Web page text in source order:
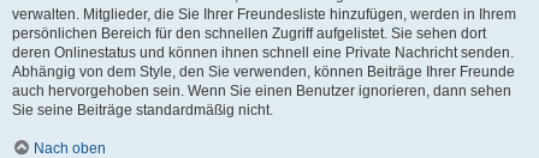
verwalten. Mitglieder, die Sie Ihrer Freundesliste hinzufügen, werden in Ihrem
persönlichen Bereich für den schnellen Zugriff aufgelistet. Sie sehen dort
deren Onlinestatus und können ihnen schnell eine Private Nachricht senden.
Abhängig von dem Style, den Sie verwenden, können Beiträge Ihrer Freunde
auch hervorgehoben sein. Wenn Sie einen Benutzer ignorieren, dann sehen
Sie seine Beiträge standardmäßig nicht.
Nach oben